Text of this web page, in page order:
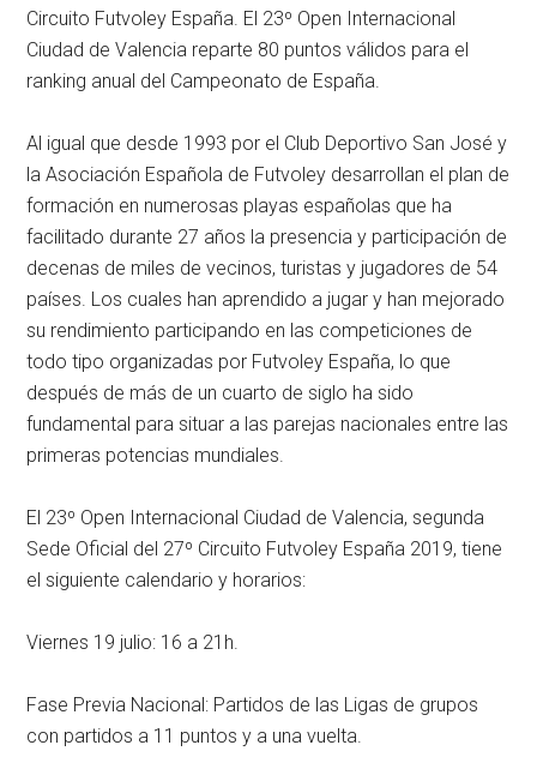
Circuito Futvoley España. El 23º Open Internacional
Ciudad de Valencia reparte 80 puntos válidos para el
ranking anual del Campeonato de España.
Al igual que desde 1993 por el Club Deportivo San José y
la Asociación Española de Futvoley desarrollan el plan de
formación en numerosas playas españolas que ha
facilitado durante 27 años la presencia y participación de
decenas de miles de vecinos, turistas y jugadores de 54
países. Los cuales han aprendido a jugar y han mejorado
su rendimiento participando en las competiciones de
todo tipo organizadas por Futvoley España, lo que
después de más de un cuarto de siglo ha sido
fundamental para situar a las parejas nacionales entre las
primeras potencias mundiales.
El 23º Open Internacional Ciudad de Valencia, segunda
Sede Oficial del 27º Circuito Futvoley España 2019, tiene
el siguiente calendario y horarios:
Viernes 19 julio: 16 a 21h.
Fase Previa Nacional: Partidos de las Ligas de grupos
con partidos a 11 puntos y a una vuelta.